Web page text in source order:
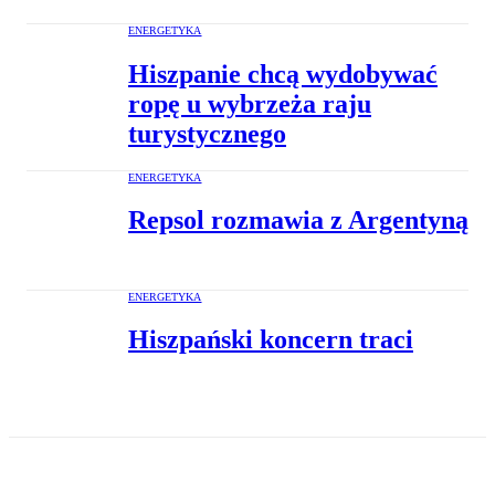
ENERGETYKA
Hiszpanie chcą wydobywać
ropę u wybrzeża raju
turystycznego
ENERGETYKA
Repsol rozmawia z Argentyną
ENERGETYKA
Hiszpański koncern traci